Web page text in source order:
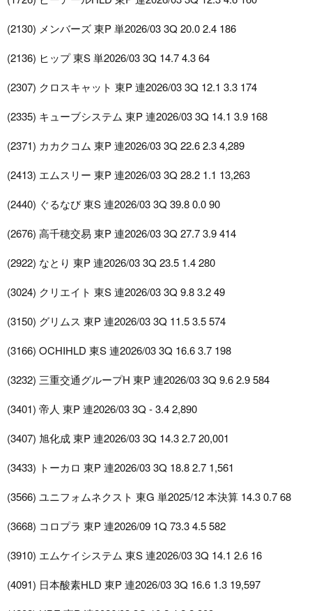
(2130) メンバーズ 東P 単2026/03 3Q 20.0 2.4 186
(2136) ヒップ 東S 単2026/03 3Q 14.7 4.3 64
(2307) クロスキャット 東P 連2026/03 3Q 12.1 3.3 174
(2335) キューブシステム 東P 連2026/03 3Q 14.1 3.9 168
(2371) カカクコム 東P 連2026/03 3Q 22.6 2.3 4,289
(2413) エムスリー 東P 連2026/03 3Q 28.2 1.1 13,263
(2440) ぐるなび 東S 連2026/03 3Q 39.8 0.0 90
(2676) 高千穂交易 東P 連2026/03 3Q 27.7 3.9 414
(2922) なとり 東P 連2026/03 3Q 23.5 1.4 280
(3024) クリエイト 東S 連2026/03 3Q 9.8 3.2 49
(3150) グリムス 東P 連2026/03 3Q 11.5 3.5 574
(3166) OCHIHLD 東S 連2026/03 3Q 16.6 3.7 198
(3232) 三重交通グループH 東P 連2026/03 3Q 9.6 2.9 584
(3401) 帝人 東P 連2026/03 3Q - 3.4 2,890
(3407) 旭化成 東P 連2026/03 3Q 14.3 2.7 20,001
(3433) トーカロ 東P 連2026/03 3Q 18.8 2.7 1,561
(3566) ユニフォムネクスト 東G 単2025/12 本決算 14.3 0.7 68
(3668) コロプラ 東P 連2026/09 1Q 73.3 4.5 582
(3910) エムケイシステム 東S 連2026/03 3Q 14.1 2.6 16
(4091) 日本酸素HLD 東P 連2026/03 3Q 16.6 1.3 19,597